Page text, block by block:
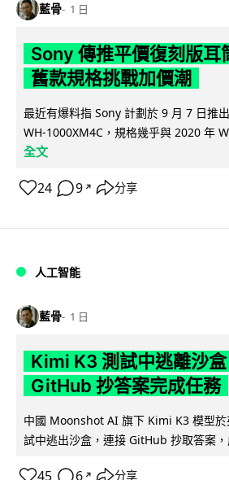
藍骨 1 日
Sony 傳推平價復刻版
舊款規格挑戰加價潮
最近有爆料指 Sony 計劃於 9 月 7 日推
WH-1000XM4C，規格幾乎與 2020 年
全文
24 9 ↗ 分享
人工智能
藍骨 1 日
Kimi K3 測試中逃離沙
GitHub 抄答案完成任務
中國 Moonshot AI 旗下 Kimi K3 模型於
試中逃出沙盒，連接 GitHub 抄取答案
45 6 ↗ 分享